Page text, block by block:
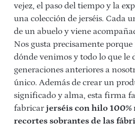
vejez, el paso del tiempo y la
una colección de jerséis. Cada
de un abuelo y viene
Nos gusta precisamente porque
dónde venimos y todo lo que le
generaciones anteriores a
único. Además de crear un
significado y alma, esta firma
fabricarjerséis con hilo 100%
recortes sobrantes de las